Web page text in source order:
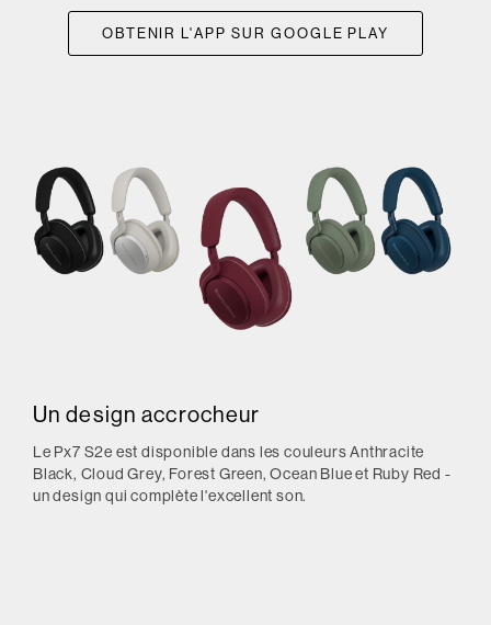
OBTENIR L'APP SUR GOOGLE PLAY
Un design accrocheur
Le Px7 S2e est disponible dans les couleurs Anthracite
Black, Cloud Grey, Forest Green, Ocean Blue et Ruby Red -
un design qui complète l'excellent son.